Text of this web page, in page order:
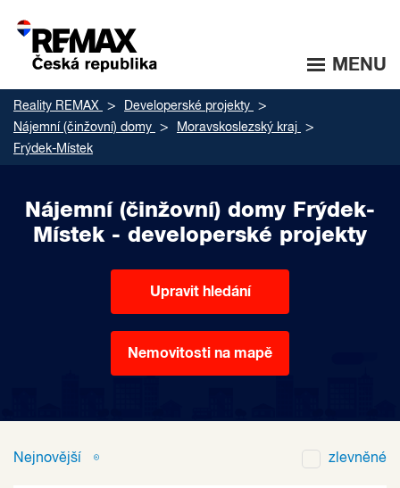
MENU
Reality REMAX
Developerské projekty
Nájemní (činžovní) domy
Moravskoslezský kraj
Frýdek-Místek
Nájemní (činžovní) domy Frýdek-
Místek - developerské projekty
Upravit hledání
Nemovitosti na mapě
Nejnovější zlevněné